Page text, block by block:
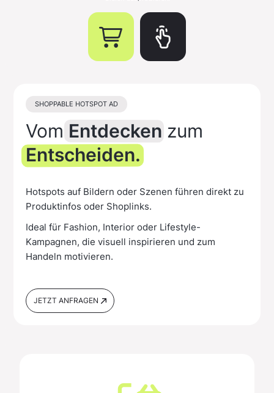
SHOPPABLE HOTSPOT AD
Vom Entdecken zum
Entscheiden.
Hotspots auf Bildern oder Szenen führen direkt zu
Produktinfos oder Shoplinks.
Ideal für Fashion, Interior oder Lifestyle-
Kampagnen, die visuell inspirieren und zum
Handeln motivieren.
JETZT ANFRAGEN